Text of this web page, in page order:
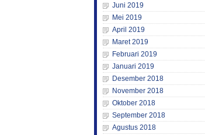
Juni 2019
Mei 2019
April 2019
Maret 2019
Februari 2019
Januari 2019
Desember 2018
November 2018
Oktober 2018
September 2018
Agustus 2018